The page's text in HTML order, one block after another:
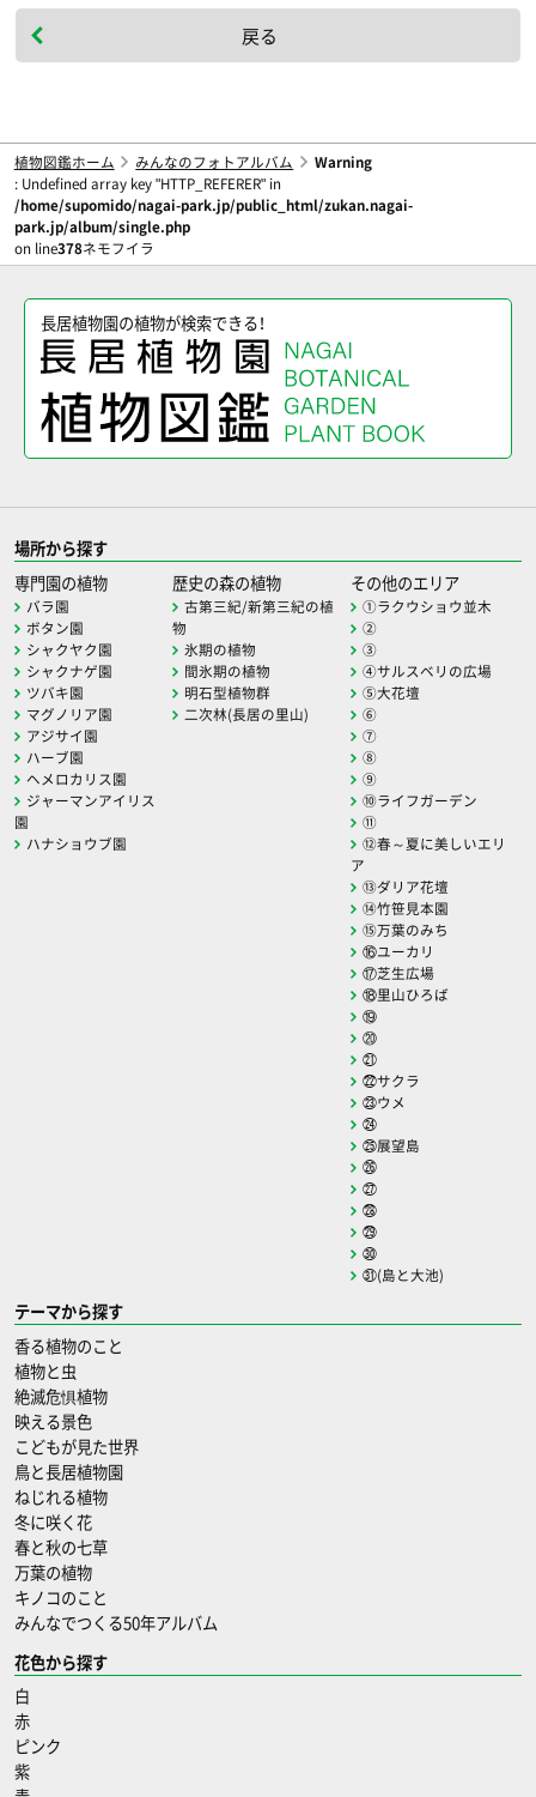
戻る
植物図鑑ホーム みんなのフォトアルバム
Warning
: Undefined array key "HTTP_REFERER" in
/home/supomido/nagai-park.jp/public_html/zukan.nagai-
park.jp/album/single.php
on line378ネモフイラ
長居植物園の植物が検索できる！
場所から探す
専門園の植物
バラ園
ボタン園
シャクヤク園
シャクナゲ園
ツバキ園
マグノリア園
アジサイ園
ハーブ園
ヘメロカリス園
ジャーマンアイリス
園
ハナショウブ園
歴史の森の植物
古第三紀/新第三紀の植
物
氷期の植物
間氷期の植物
明石型植物群
二次林(長居の里山)
その他のエリア
①ラクウショウ並木
②
③
④サルスベリの広場
⑤大花壇
⑥
⑦
⑧
⑨
⑩ライフガーデン
⑪
⑫春～夏に美しいエリ
ア
⑬ダリア花壇
⑭竹笹見本園
⑮万葉のみち
⑯ユーカリ
⑰芝生広場
⑱里山ひろば
⑲
⑳
㉑
㉒サクラ
㉓ウメ
㉔
㉕展望島
㉖
㉗
㉘
㉙
㉚
㉛(島と大池)
テーマから探す
香る植物のこと
植物と虫
絶滅危惧植物
映える景色
こどもが見た世界
鳥と長居植物園
ねじれる植物
冬に咲く花
春と秋の七草
万葉の植物
キノコのこと
みんなでつくる50年アルバム
花色から探す
白
赤
ピンク
紫